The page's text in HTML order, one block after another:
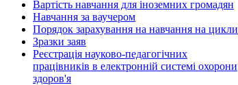
Вартість навчання для іноземних громадян
Навчання за ваучером
Порядок зарахування на навчання на цикли
Зразки заяв
Реєстрація науково-педагогічних
працівників в електронній системі охорони
здоров'я